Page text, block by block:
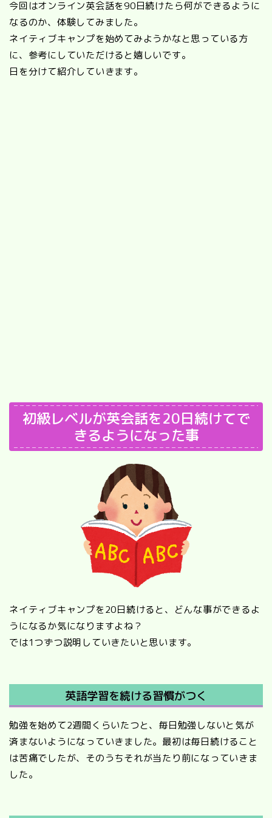
今回はオンライン英会話を90日続けたら何ができるように
なるのか、体験してみました。
ネイティブキャンプを始めてみようかなと思っている方
に、参考にしていただけると嬉しいです。
日を分けて紹介していきます。
初級レベルが英会話を20日続けてで
きるようになった事
ネイティブキャンプを20日続けると、どんな事ができるよ
うになるか気になりますよね？
では1つずつ説明していきたいと思います。
英語学習を続ける習慣がつく
勉強を始めて2週間くらいたつと、毎日勉強しないと気が
済まないようになっていきました。最初は毎日続けること
は苦痛でしたが、そのうちそれが当たり前になっていきま
した。